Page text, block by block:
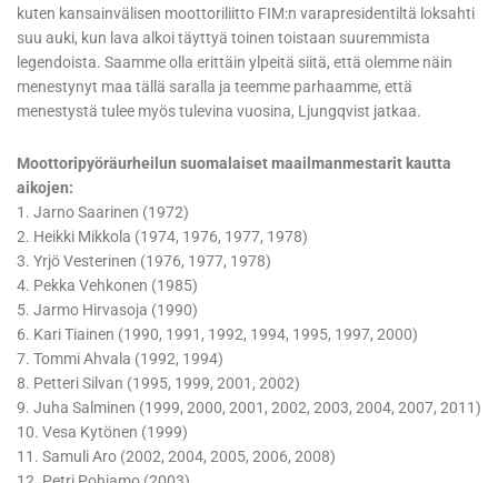
kuten kansainvälisen moottoriliitto FIM:n varapresidentiltä loksahti
suu auki, kun lava alkoi täyttyä toinen toistaan suuremmista
legendoista. Saamme olla erittäin ylpeitä siitä, että olemme näin
menestynyt maa tällä saralla ja teemme parhaamme, että
menestystä tulee myös tulevina vuosina, Ljungqvist jatkaa.
Moottoripyöräurheilun suomalaiset maailmanmestarit kautta
aikojen:
1. Jarno Saarinen (1972)
2. Heikki Mikkola (1974, 1976, 1977, 1978)
3. Yrjö Vesterinen (1976, 1977, 1978)
4. Pekka Vehkonen (1985)
5. Jarmo Hirvasoja (1990)
6. Kari Tiainen (1990, 1991, 1992, 1994, 1995, 1997, 2000)
7. Tommi Ahvala (1992, 1994)
8. Petteri Silvan (1995, 1999, 2001, 2002)
9. Juha Salminen (1999, 2000, 2001, 2002, 2003, 2004, 2007, 2011)
10. Vesa Kytönen (1999)
11. Samuli Aro (2002, 2004, 2005, 2006, 2008)